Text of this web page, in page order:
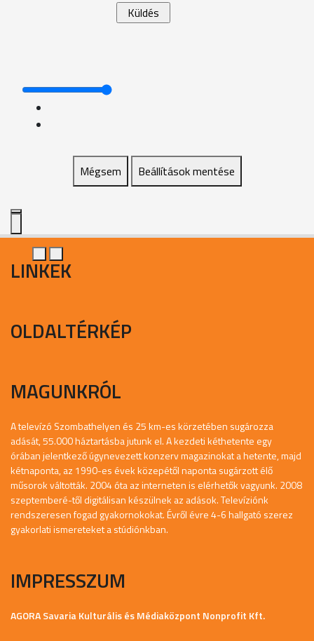
Mégsem Beállítások mentése
LINKEK
OLDALTÉRKÉP
MAGUNKRÓL
A televízó Szombathelyen és 25 km-es körzetében sugározza
adását, 55.000 háztartásba jutunk el. A kezdeti kéthetente egy
órában jelentkező úgynevezett konzerv magazinokat a hetente, majd
kétnaponta, az 1990-es évek közepétől naponta sugárzott élő
műsorok váltották. 2004 óta az interneten is elérhetők vagyunk. 2008
szeptemberé-től digitálisan készülnek az adások. Televíziónk
rendszeresen fogad gyakornokokat. Évről évre 4-6 hallgató szerez
gyakorlati ismereteket a stúdiónkban.
IMPRESSZUM
AGORA Savaria Kulturális és Médiaközpont Nonprofit Kft.